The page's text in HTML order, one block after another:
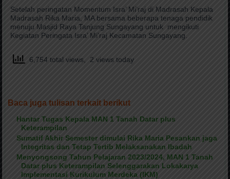
Setelah peringatan Momentum Isra’ Mi’raj di Madrasah Kepala
Madrasah Rika Maria, MA bersama beberapa tenaga pendidik
menuju Masjid Raya Tanjung Sungayang untuk mengikuti
Kegiatan Peringata Isra’ Mi’raj Kecamatan Sungayang.
6,754 total views, 2 views today
Baca juga tulisan terkait berikut
Hantar Tugas Kepala MAN 1 Tanah Datar plus
Keterampilan
Sumatif Akhir Semester dimulai Rika Maria Pesankan jaga
Integritas dan Tetap Tertib Melaksanakan Ibadah
Menyongsong Tahun Pelajaran 2023/2024, MAN 1 Tanah
Datar plus Keterampilan Selenggarakan Lokakarya
Implementasi Kurikulum Merdeka (IKM)